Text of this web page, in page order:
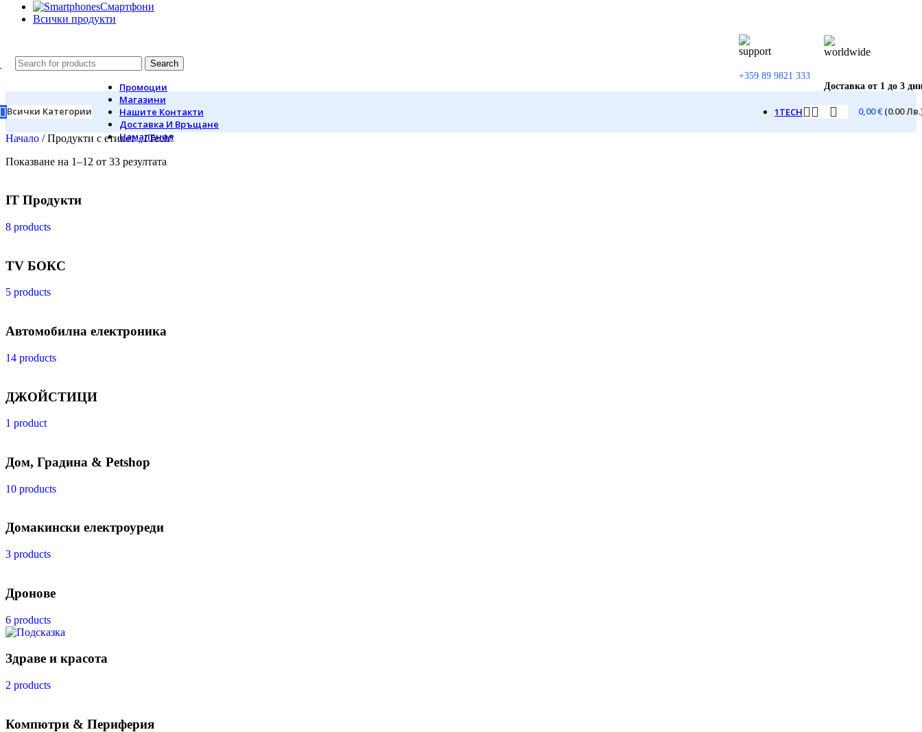
Смартфони
Всички продукти
Search
+359 89 9821 333
Доставка от 1 до 3
Всички Категории
Промоции
Магазини
Нашите Контакти
Доставка И Връщане
Намаления
1TECH 0,00€ (0.00
Начало / Продукти с етикет „1Tech“
Показване на 1–12 от 33 резултата
IT Продукти
8 products
TV БОКС
5 products
Автомобилна електроника
14 products
ДЖОЙСТИЦИ
1 product
Дом, Градина & Petshop
10 products
Домакински електроуреди
3 products
Дронове
6 products
Здраве и красота
2 products
Компютри & Периферия